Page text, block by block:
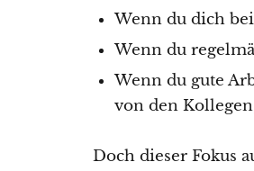
Wenn du dich
Wenn du
Wenn du gute
von den
Doch dieser Fokus